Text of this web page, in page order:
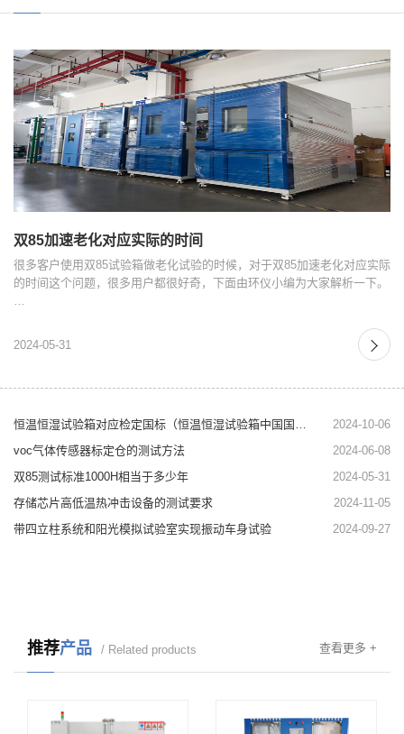
双85加速老化对应实际的时间
很多客户使用双85试验箱做老化试验的时候，对于双85加速老化对应实际
的时间这个问题，很多用户都很好奇，下面由环仪小编为大家解析一下。
…
2024-05-31
恒温恒湿试验箱对应检定国标（恒温恒湿试验箱中国国标）
2024-10-06
voc气体传感器标定仓的测试方法
2024-06-08
双85测试标准1000H相当于多少年
2024-05-31
存储芯片高低温热冲击设备的测试要求
2024-11-05
带四立柱系统和阳光模拟试验室实现振动车身试验
2024-09-27
推荐产品 / Related products 查看更多 +